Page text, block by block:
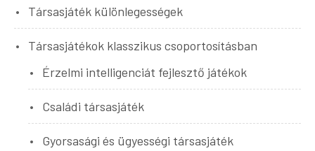
Társasjáték különlegességek
Társasjátékok klasszikus csoportosításban
Érzelmi intelligenciát fejlesztő játékok
Családi társasjáték
Gyorsasági és ügyességi társasjáték